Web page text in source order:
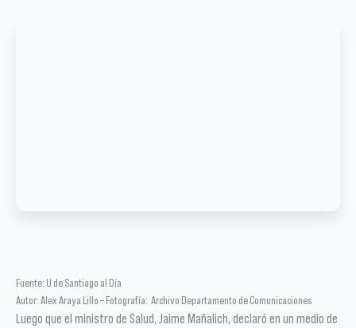
Fuente: U de Santiago al Día
Autor: Alex Araya Lillo – Fotografía: Archivo Departamento de Comunicaciones
Luego que el ministro de Salud, Jaime Mañalich, declaró en un medio de